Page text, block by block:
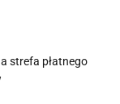
strefa płatnego